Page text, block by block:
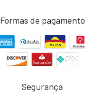
Formas de pagamento
Segurança